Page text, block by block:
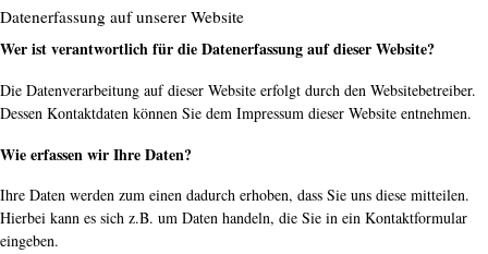
Datenerfassung auf unserer Website
Wer ist verantwortlich für die Datenerfassung auf dieser Website?
Die Datenverarbeitung auf dieser Website erfolgt durch den Websitebetreiber.
Dessen Kontaktdaten können Sie dem Impressum dieser Website entnehmen.
Wie erfassen wir Ihre Daten?
Ihre Daten werden zum einen dadurch erhoben, dass Sie uns diese mitteilen.
Hierbei kann es sich z.B. um Daten handeln, die Sie in ein Kontaktformular
eingeben.